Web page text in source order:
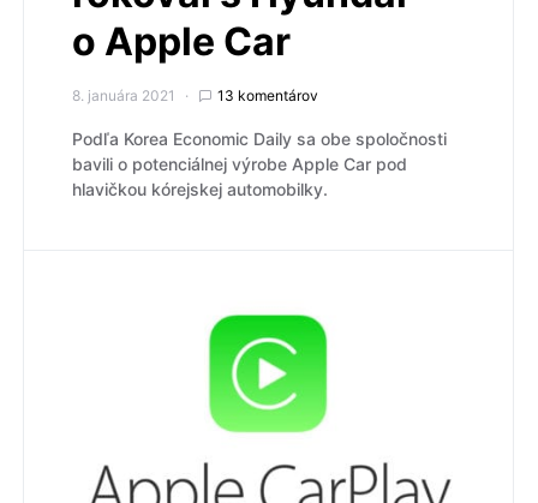
o Apple Car
8. januára 2021 13 komentárov
Podľa Korea Economic Daily sa obe spoločnosti
bavili o potenciálnej výrobe Apple Car pod
hlavičkou kórejskej automobilky.